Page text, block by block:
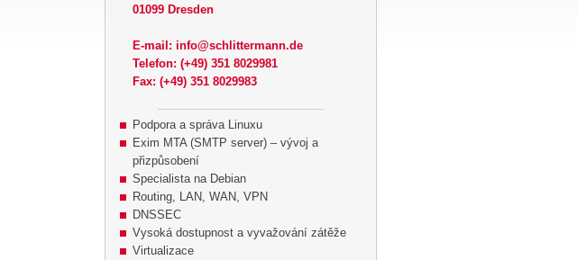
01099 Dresden
E-mail: info@schlittermann.de
Telefon: (+49) 351 8029981
Fax: (+49) 351 8029983
Podpora a správa Linuxu
Exim MTA (SMTP server) – vývoj a
přizpůsobení
Specialista na Debian
Routing, LAN, WAN, VPN
DNSSEC
Vysoká dostupnost a vyvažování zátěže
Virtualizace